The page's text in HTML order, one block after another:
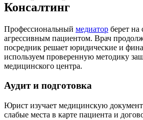
Консалтинг
Профессиональный медиатор берет
агрессивным пациентом. Врач
посредник решает юридические и
используем проверенную методику
медицинского центра.
Аудит и подготовка
Юрист изучает медицинскую
слабые места в карте пациента и